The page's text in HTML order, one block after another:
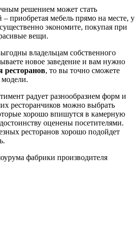
решением может стать
приобретая мебель прямо на месте, у
экономите, покупая при
вещи.
владельцам собственного
новое заведение и вам нужно
ресторанов, то вы точно сможете
радует разнообразием форм и
ресторанчиков можно выбрать
хорошо впишутся в камерную
оценены посетителями.
ресторанов хорошо подойдет
фабрики производителя